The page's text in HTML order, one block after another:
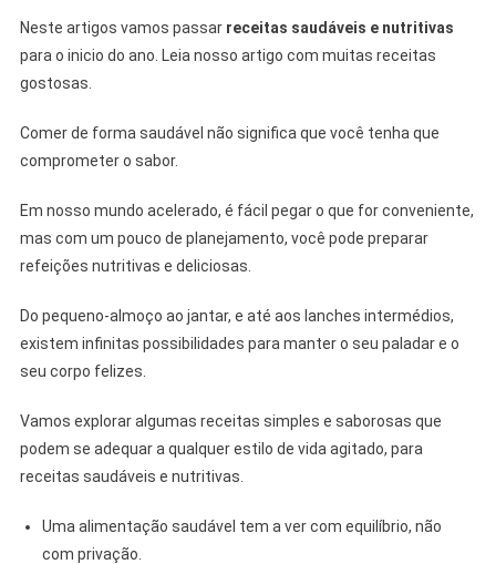
Neste artigos vamos passar receitas saudáveis e nutritivas
para o inicio do ano. Leia nosso artigo com muitas receitas
gostosas.
Comer de forma saudável não significa que você tenha que
comprometer o sabor.
Em nosso mundo acelerado, é fácil pegar o que for conveniente,
mas com um pouco de planejamento, você pode preparar
refeições nutritivas e deliciosas.
Do pequeno-almoço ao jantar, e até aos lanches intermédios,
existem infinitas possibilidades para manter o seu paladar e o
seu corpo felizes.
Vamos explorar algumas receitas simples e saborosas que
podem se adequar a qualquer estilo de vida agitado, para
receitas saudáveis e nutritivas.
Uma alimentação saudável tem a ver com equilíbrio, não
com privação.